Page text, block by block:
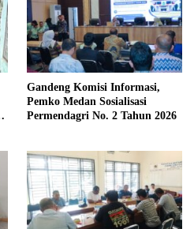
Gandeng Komisi Informasi,
Pemko Medan Sosialisasi
Permendagri No. 2 Tahun 2026